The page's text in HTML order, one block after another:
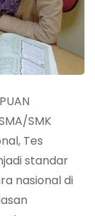
SMK
Tes
standar
nasional di